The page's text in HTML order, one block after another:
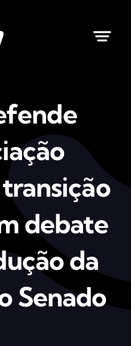
debate
da
Senado